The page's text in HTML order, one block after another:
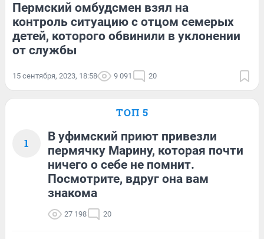
Пермский омбудсмен взял на
контроль ситуацию с отцом семерых
детей, которого обвинили в уклонении
от службы
15 сентября, 2023, 18:58 9 091 20
ТОП 5
1
В уфимский приют привезли
пермячку Марину, которая почти
ничего о себе не помнит.
Посмотрите, вдруг она вам
знакома
27 198 20